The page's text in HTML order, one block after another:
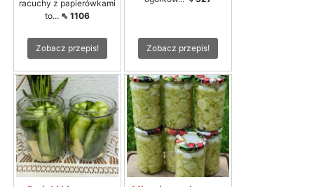
racuchy z papierówkami
to... ⇖ 1106
Zobacz przepis! Zobacz przepis!